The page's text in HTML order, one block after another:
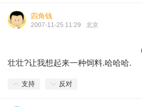
四角钱
2007-11-25 11:29 北京
壮壮?让我想起来一种饲料.哈哈哈.
支持 反对